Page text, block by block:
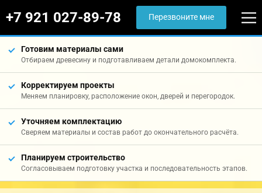
+7 921 027-89-78 Перезвоните мне
Готовим материалы сами
Отбираем древесину и подготавливаем детали домокомплекта.
Корректируем проекты
Меняем планировку, расположение окон, дверей и перегородок.
Уточняем комплектацию
Сверяем материалы и состав работ до окончательного расчёта.
Планируем строительство
Согласовываем подготовку участка и последовательность этапов.